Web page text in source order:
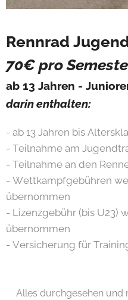
Rennrad
70€ pro
ab 13 Jahren -
darin enthalten:
- ab 13 Jahren bis
- Teilnahme am
- Teilnahme an den
- Wettkampfgebühren
übernommen
- Lizenzgebühr (bis U23)
übernommen
- Versicherung für
Alles durchgesehen und